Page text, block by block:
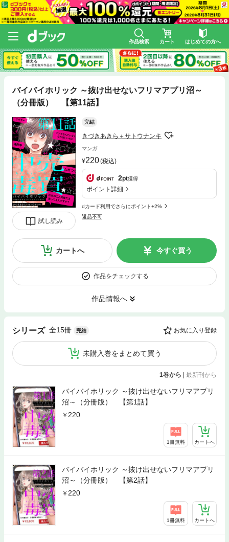
作品検索 カート はじめての方へ
バイバイホリック ～抜け出せないフリマアプリ沼～
（分冊版） 【第11話】
試し読み
完結
きづきあきら＋サトウナンキ
マンガ
220(税込)
2pt獲得
ポイント詳細
dカード利用でさらにポイント+2%
返品不可
カートへ 今すぐ買う
作品をチェックする
作品情報へ
シリーズ 全15冊 完結 お気に入り登録
未購入巻をまとめて買う
1巻から | 最新刊から
バイバイホリック ～抜け出せないフリマアプリ
沼～（分冊版） 【第1話】
220
1冊無料 カートへ
バイバイホリック ～抜け出せないフリマアプリ
沼～（分冊版） 【第2話】
220
1冊無料 カートへ